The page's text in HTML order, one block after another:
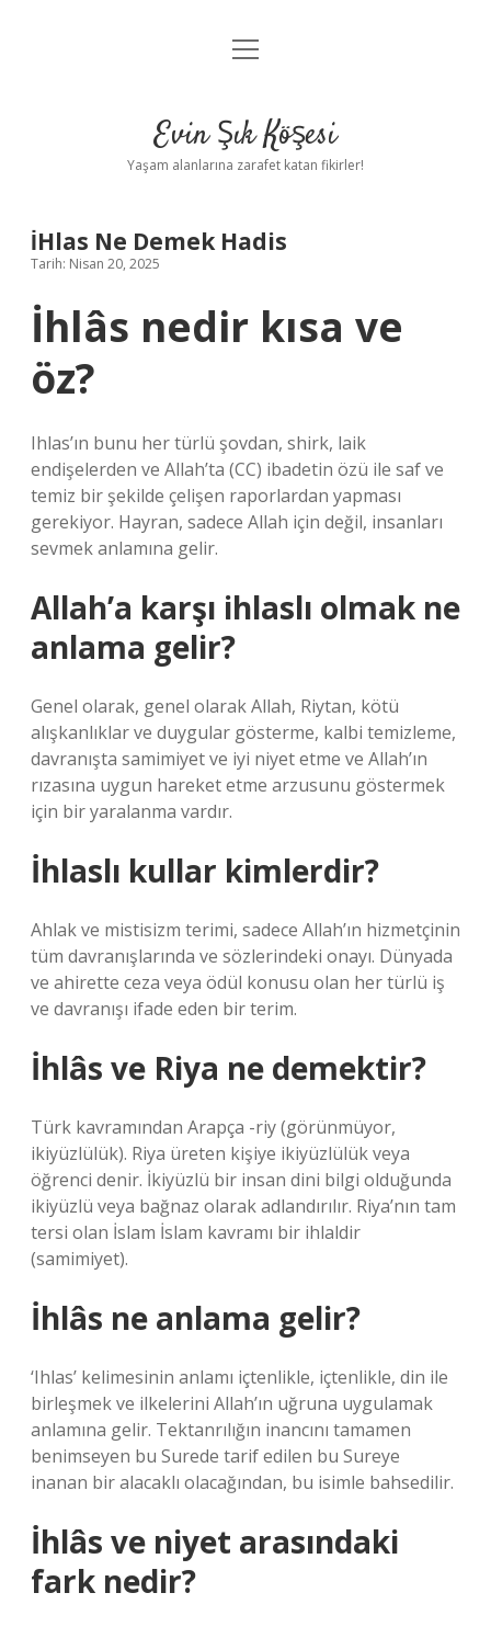
Anasayfa
Yasal Uyarı
menüyü
Evin Şık Köşesi
Yaşam alanlarına zarafet katan fikirler!
İHlas Ne Demek Hadis
Tarih: Nisan 20, 2025
İhlâs nedir kısa ve
öz?
Ihlas’ın bunu her türlü şovdan, shirk, laik
endişelerden ve Allah’ta (CC) ibadetin özü ile saf ve
temiz bir şekilde çelişen raporlardan yapması
gerekiyor. Hayran, sadece Allah için değil, insanları
sevmek anlamına gelir.
Allah’a karşı ihlaslı olmak ne
anlama gelir?
Genel olarak, genel olarak Allah, Riytan, kötü
alışkanlıklar ve duygular gösterme, kalbi temizleme,
davranışta samimiyet ve iyi niyet etme ve Allah’ın
rızasına uygun hareket etme arzusunu göstermek
için bir yaralanma vardır.
İhlaslı kullar kimlerdir?
Ahlak ve mistisizm terimi, sadece Allah’ın hizmetçinin
tüm davranışlarında ve sözlerindeki onayı. Dünyada
ve ahirette ceza veya ödül konusu olan her türlü iş
ve davranışı ifade eden bir terim.
İhlâs ve Riya ne demektir?
Türk kavramından Arapça -riy (görünmüyor,
ikiyüzlülük). Riya üreten kişiye ikiyüzlülük veya
öğrenci denir. İkiyüzlü bir insan dini bilgi olduğunda
ikiyüzlü veya bağnaz olarak adlandırılır. Riya’nın tam
tersi olan İslam İslam kavramı bir ihlaldir
(samimiyet).
İhlâs ne anlama gelir?
‘Ihlas’ kelimesinin anlamı içtenlikle, içtenlikle, din ile
birleşmek ve ilkelerini Allah’ın uğruna uygulamak
anlamına gelir. Tektanrılığın inancını tamamen
benimseyen bu Surede tarif edilen bu Sureye
inanan bir alacaklı olacağından, bu isimle bahsedilir.
İhlâs ve niyet arasındaki
fark nedir?